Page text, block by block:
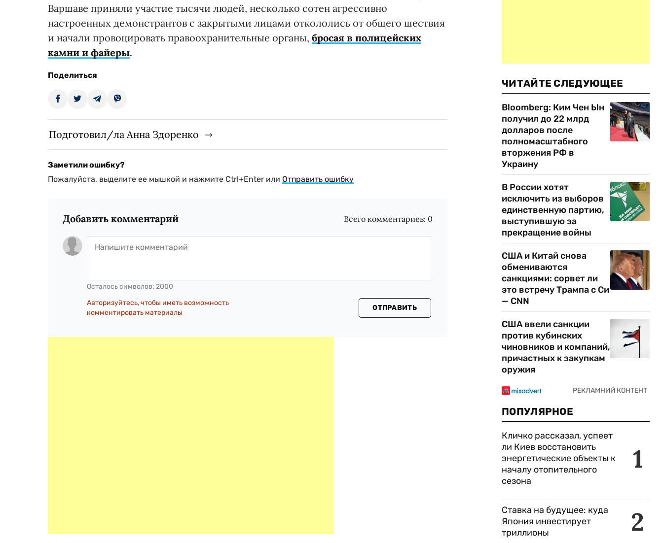
Варшаве приняли участие тысячи людей, несколько сотен агрессивно
настроенных демонстрантов с закрытыми лицами откололись от общего шествия
и начали провоцировать правоохранительные органы, бросая в полицейских
камни и файеры.
Поделиться
Подготовил/ла Анна Здоренко
Заметили ошибку?
Пожалуйста, выделите ее мышкой и нажмите Ctrl+Enter или Отправить ошибку
Добавить комментарий Всего комментариев: 0
Осталось символов: 2000
Авторизуйтесь, чтобы иметь возможность
комментировать материалы
ОТПРАВИТЬ
ЧИТАЙТЕ СЛЕДУЮЩЕЕ
Bloomberg: Ким Чен Ын
получил до 22 млрд
долларов после
полномасштабного
вторжения РФ в
Украину
В России хотят
исключить из выборов
единственную партию,
выступившую за
прекращение войны
США и Китай снова
обмениваются
санкциями: сорвет ли
это встречу Трампа с Си
— CNN
США ввели санкции
против кубинских
чиновников и компаний,
причастных к закупкам
оружия
ПОПУЛЯРНОЕ
1
Кличко рассказал, успеет
ли Киев восстановить
энергетические объекты к
началу отопительного
сезона
2
Ставка на будущее: куда
Япония инвестирует
триллионы